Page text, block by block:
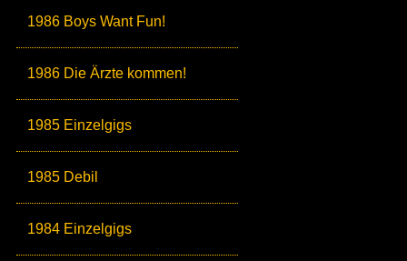
1986 Boys Want Fun!
1986 Die Ärzte kommen!
1985 Einzelgigs
1985 Debil
1984 Einzelgigs